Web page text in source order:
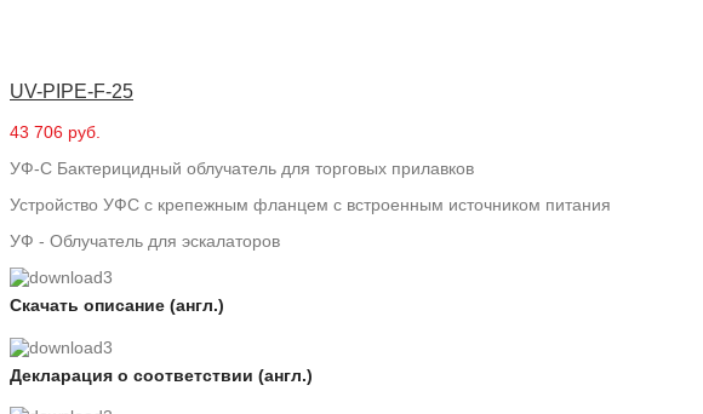
UV-PIPE-F-25
43 706 руб.
УФ-С Бактерицидный облучатель для торговых прилавков
Устройство УФС с крепежным фланцем с встроенным источником питания
УФ - Облучатель для эскалаторов
Скачать описание (англ.)
Декларация о соответствии (англ.)